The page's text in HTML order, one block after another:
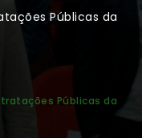
Públicas da
Públicas da